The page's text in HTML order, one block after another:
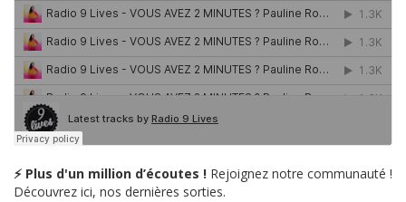
⚡ Plus d'un million d’écoutes ! Rejoignez notre communauté !
Découvrez ici, nos dernières sorties.